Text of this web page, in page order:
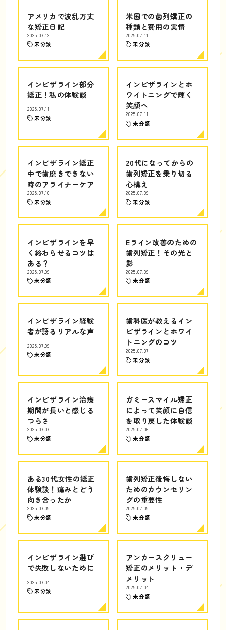
アメリカで波乱万丈
な矯正日記
2025.07.12
未分類
米国での歯列矯正の
種類と費用の実情
2025.07.11
未分類
インビザライン部分
矯正！私の体験談
2025.07.11
未分類
インビザラインとホ
ワイトニングで輝く
笑顔へ
2025.07.11
未分類
インビザライン矯正
中で歯磨きできない
時のアライナーケア
2025.07.10
未分類
20代になってからの
歯列矯正を乗り切る
心構え
2025.07.09
未分類
インビザラインを早
く終わらせるコツは
ある？
2025.07.09
未分類
Eライン改善のための
歯列矯正！その光と
影
2025.07.09
未分類
インビザライン経験
者が語るリアルな声
2025.07.09
未分類
歯科医が教えるイン
ビザラインとホワイ
トニングのコツ
2025.07.07
未分類
インビザライン治療
期間が長いと感じる
つらさ
2025.07.07
未分類
ガミースマイル矯正
によって笑顔に自信
を取り戻した体験談
2025.07.06
未分類
ある30代女性の矯正
体験談！痛みとどう
向き合ったか
2025.07.05
未分類
歯列矯正後悔しない
ためのカウンセリン
グの重要性
2025.07.05
未分類
インビザライン選び
で失敗しないために
2025.07.04
未分類
アンカースクリュー
矯正のメリット・デ
メリット
2025.07.04
未分類